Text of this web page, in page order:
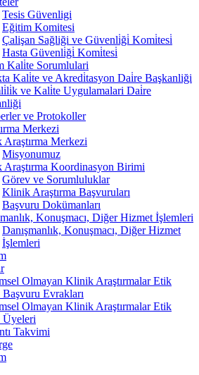
Tesis Güvenligi
Eğitim Komitesi
Çalişan Sağliği ve Güvenli̇ği̇ Komi̇tesi̇
Hasta Güvenli̇ği̇ Komi̇tesi̇
Kali̇te Sorumlulari
Kali̇te ve Akredi̇tasyon Dai̇re Başkanliği
ve Kali̇te Uygulamalari Dai̇re
ve Protokoller
Merkezi
Merkezi
Misyonumuz
Koordinasyon Birimi
Görev ve Sorumluluklar
Klinik Araştırma Başvuruları
Başvuru Dokümanları
Konuşmacı, Diğer Hizmet İşlemleri
Danışmanlık, Konuşmacı, Diğer Hizmet
İşlemleri
Olmayan Klinik Araştırmalar Etik
Evrakları
Olmayan Klinik Araştırmalar Etik
Takvimi